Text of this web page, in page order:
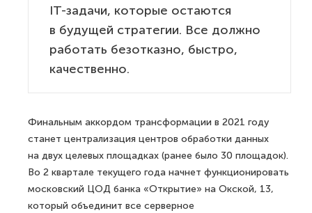
IT-задачи, которые остаются
в будущей стратегии. Все должно
работать безотказно, быстро,
качественно.
Финальным аккордом трансформации в 2021 году
станет централизация центров обработки данных
на двух целевых площадках (ранее было 30 площадок).
Во 2 квартале текущего года начнет функционировать
московский ЦОД банка «Открытие» на Окской, 13,
который объединит все серверное